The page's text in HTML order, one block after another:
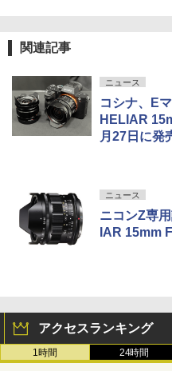
関連記事
ニュース
コシナ、E
HELIAR
月27日に発
ニュース
ニコンZ専
IAR 15mm
アクセスランキング
1時間 24時間